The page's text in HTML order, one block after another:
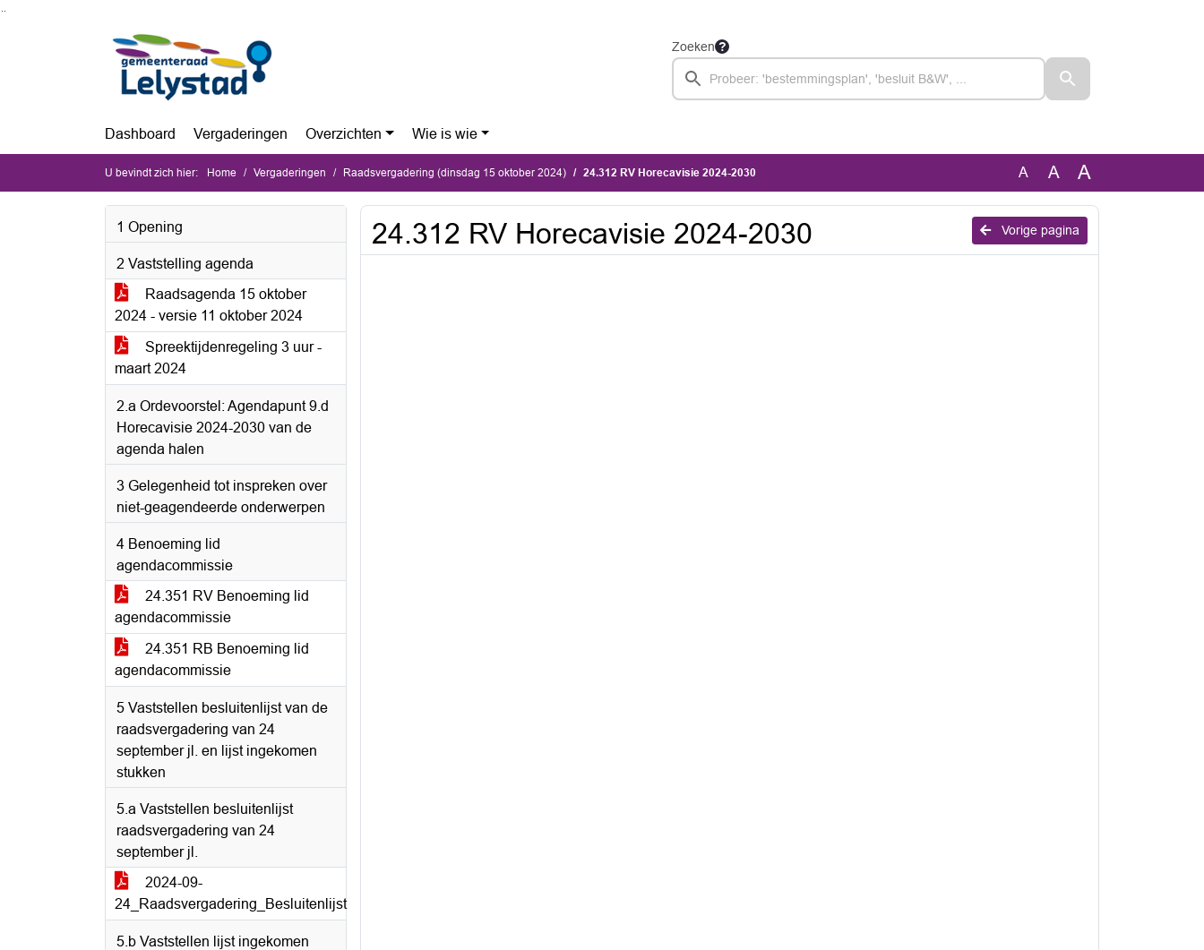
Zoeken
Dashboard Vergaderingen Overzichten Wie is wie
U bevindt zich hier: Home Vergaderingen Raadsvergadering (dinsdag 15 oktober 2024) 24.312 RV Horecavisie 2024-2030 A A A
1 Opening
2 Vaststelling agenda
Raadsagenda 15 oktober
2024 - versie 11 oktober 2024
Spreektijdenregeling 3 uur -
maart 2024
2.a Ordevoorstel: Agendapunt 9.d
Horecavisie 2024-2030 van de
agenda halen
3 Gelegenheid tot inspreken over
niet-geagendeerde onderwerpen
4 Benoeming lid
agendacommissie
24.351 RV Benoeming lid
agendacommissie
24.351 RB Benoeming lid
agendacommissie
5 Vaststellen besluitenlijst van de
raadsvergadering van 24
september jl. en lijst ingekomen
stukken
5.a Vaststellen besluitenlijst
raadsvergadering van 24
september jl.
2024-09-
24_Raadsvergadering_Besluitenlijst
5.b Vaststellen lijst ingekomen
Vorige pagina
24.312 RV Horecavisie 2024-2030